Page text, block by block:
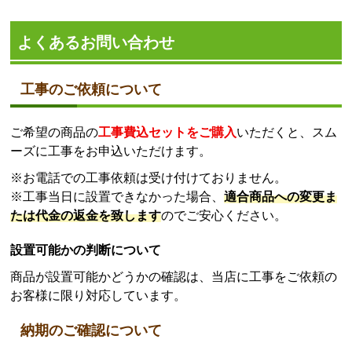
よくあるお問い合わせ
工事のご依頼について
ご希望の商品の工事費込セットをご購入いただくと、スム
ーズに工事をお申込いただけます。
※お電話での工事依頼は受け付けておりません。
※工事当日に設置できなかった場合、適合商品への変更ま
たは代金の返金を致しますのでご安心ください。
設置可能かの判断について
商品が設置可能かどうかの確認は、当店に工事をご依頼の
お客様に限り対応しています。
納期のご確認について